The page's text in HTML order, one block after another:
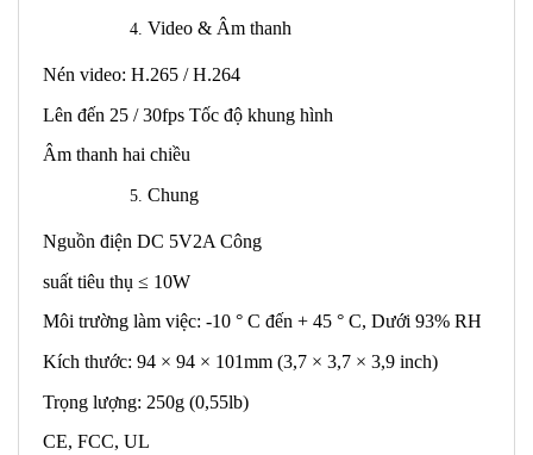
Video & Âm thanh
Nén video: H.265 / H.264
Lên đến 25 / 30fps Tốc độ khung hình
Âm thanh hai chiều
Chung
Nguồn điện DC 5V2A Công
suất tiêu thụ ≤ 10W
Môi trường làm việc: -10 ° C đến + 45 ° C, Dưới 93% RH
Kích thước: 94 × 94 × 101mm (3,7 × 3,7 × 3,9 inch)
Trọng lượng: 250g (0,55lb)
CE, FCC, UL